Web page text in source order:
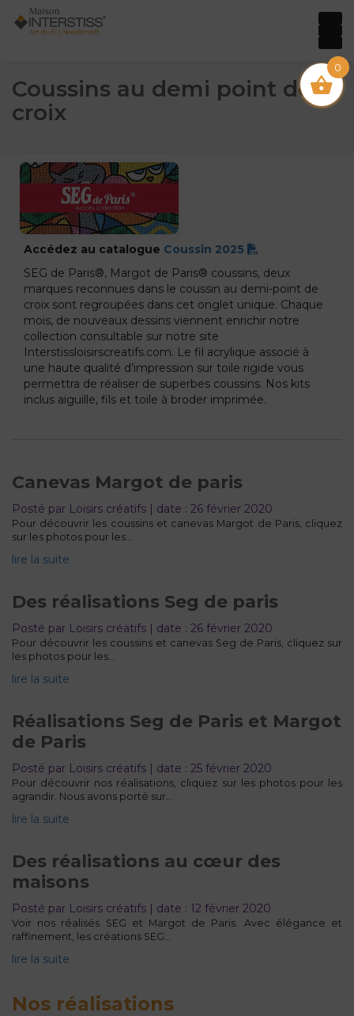
Coussins au demi point de
croix
Accédez au catalogue Coussin 2025
SEG de Paris®, Margot de Paris® coussins, deux
marques reconnues dans le coussin au demi-point de
croix sont regroupées dans cet onglet unique. Chaque
mois, de nouveaux dessins viennent enrichir notre
collection consultable sur notre site
Interstissloisirscreatifs.com. Le fil acrylique associé à
une haute qualité d’impression sur toile rigide vous
permettra de réaliser de superbes coussins. Nos kits
inclus aiguille, fils et toile à broder imprimée.
Canevas Margot de paris
Posté par Loisirs créatifs | date : 26 février 2020
Pour découvrir les coussins et canevas Margot de Paris, cliquez
sur les photos pour les…
lire la suite
Des réalisations Seg de paris
Posté par Loisirs créatifs | date : 26 février 2020
Pour découvrir les coussins et canevas Seg de Paris, cliquez sur
les photos pour les…
lire la suite
Réalisations Seg de Paris et Margot
de Paris
Posté par Loisirs créatifs | date : 25 février 2020
Pour découvrir nos réalisations, cliquez sur les photos pour les
agrandir. Nous avons porté sur…
lire la suite
Des réalisations au cœur des
maisons
Posté par Loisirs créatifs | date : 12 février 2020
Voir nos réalisés SEG et Margot de Paris. Avec élégance et
raffinement, les créations SEG…
lire la suite
Nos réalisations
0